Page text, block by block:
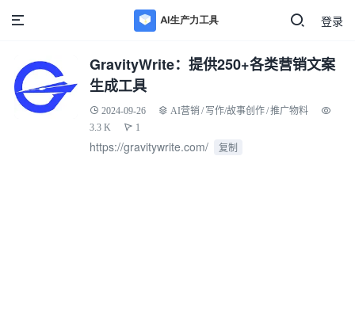
登录
GravityWrite：提供250+各类营销文案
生成工具
2024-09-26 AI营销/ 写作/故事创作/推广物料
3.3 K
1
https://gravitywrite.com/ 复制